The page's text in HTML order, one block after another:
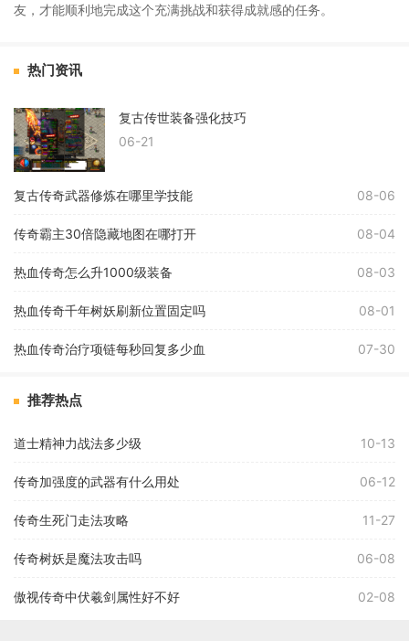
友，才能顺利地完成这个充满挑战和获得成就感的任务。
热门资讯
复古传世装备强化技巧
06-21
复古传奇武器修炼在哪里学技能 08-06
传奇霸主30倍隐藏地图在哪打开 08-04
热血传奇怎么升1000级装备 08-03
热血传奇千年树妖刷新位置固定吗 08-01
热血传奇治疗项链每秒回复多少血 07-30
推荐热点
道士精神力战法多少级 10-13
传奇加强度的武器有什么用处 06-12
传奇生死门走法攻略 11-27
传奇树妖是魔法攻击吗 06-08
傲视传奇中伏羲剑属性好不好 02-08